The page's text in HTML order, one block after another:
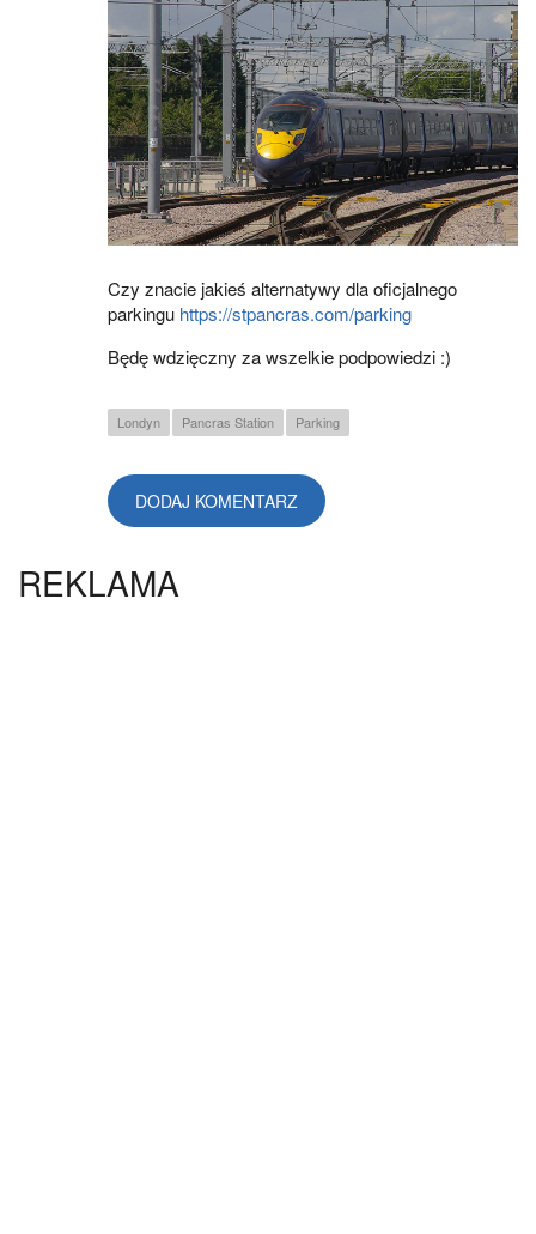
Czy znacie jakieś alternatywy dla oficjalnego
parkingu https://stpancras.com/parking
Będę wdzięczny za wszelkie podpowiedzi :)
Londyn Pancras Station Parking
DODAJ KOMENTARZ
REKLAMA